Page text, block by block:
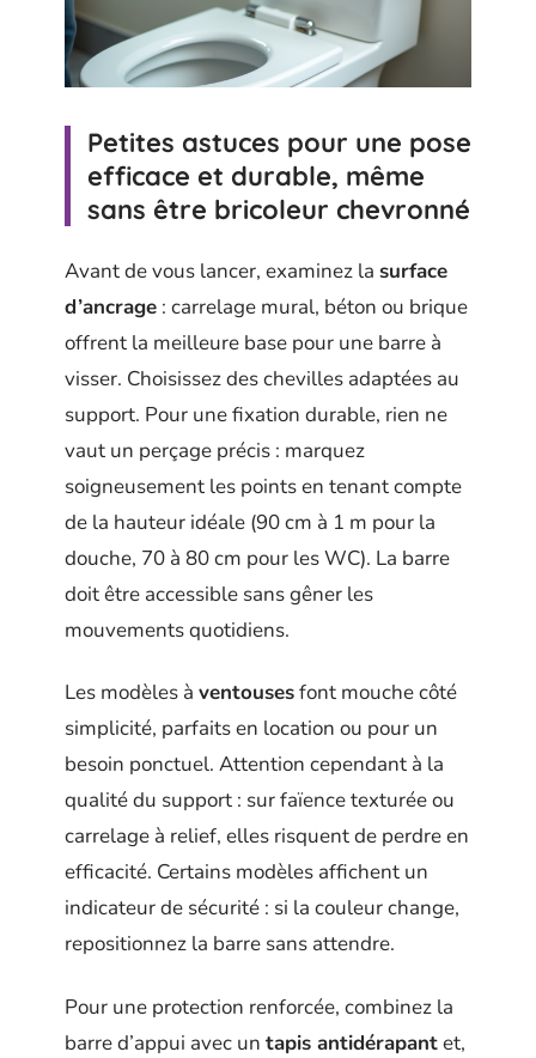
Petites astuces pour une pose
efficace et durable, même
sans être bricoleur chevronné
Avant de vous lancer, examinez la surface
d’ancrage : carrelage mural, béton ou brique
offrent la meilleure base pour une barre à
visser. Choisissez des chevilles adaptées au
support. Pour une fixation durable, rien ne
vaut un perçage précis : marquez
soigneusement les points en tenant compte
de la hauteur idéale (90 cm à 1 m pour la
douche, 70 à 80 cm pour les WC). La barre
doit être accessible sans gêner les
mouvements quotidiens.
Les modèles à ventousesfont mouche côté
simplicité, parfaits en location ou pour un
besoin ponctuel. Attention cependant à la
qualité du support : sur faïence texturée ou
carrelage à relief, elles risquent de perdre en
efficacité. Certains modèles affichent un
indicateur de sécurité : si la couleur change,
repositionnez la barre sans attendre.
Pour une protection renforcée, combinez la
barre d’appui avec un tapis antidérapantet,